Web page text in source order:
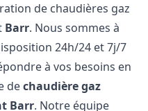
de chaudières gaz
Barr. Nous sommes à
24h/24 et 7j/7
à vos besoins en
dechaudière gaz
Barr. Notre équipe